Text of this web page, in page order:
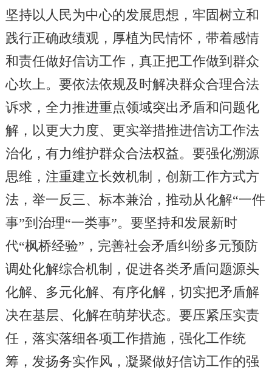
坚持以人民为中心的发展思想，牢固树立和
践行正确政绩观，厚植为民情怀，带着感情
和责任做好信访工作，真正把工作做到群众
心坎上。要依法依规及时解决群众合理合法
诉求，全力推进重点领域突出矛盾和问题化
解，以更大力度、更实举措推进信访工作法
治化，有力维护群众合法权益。要强化溯源
思维，注重建立长效机制，创新工作方式方
法，举一反三、标本兼治，推动从化解“一件
事”到治理“一类事”。要坚持和发展新时
代“枫桥经验”，完善社会矛盾纠纷多元预防
调处化解综合机制，促进各类矛盾问题源头
化解、多元化解、有序化解，切实把矛盾解
决在基层、化解在萌芽状态。要压紧压实责
任，落实落细各项工作措施，强化工作统
筹，发扬务实作风，凝聚做好信访工作的强